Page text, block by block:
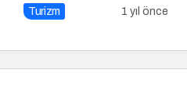
Çevresi
Turizm 1 yıl önce